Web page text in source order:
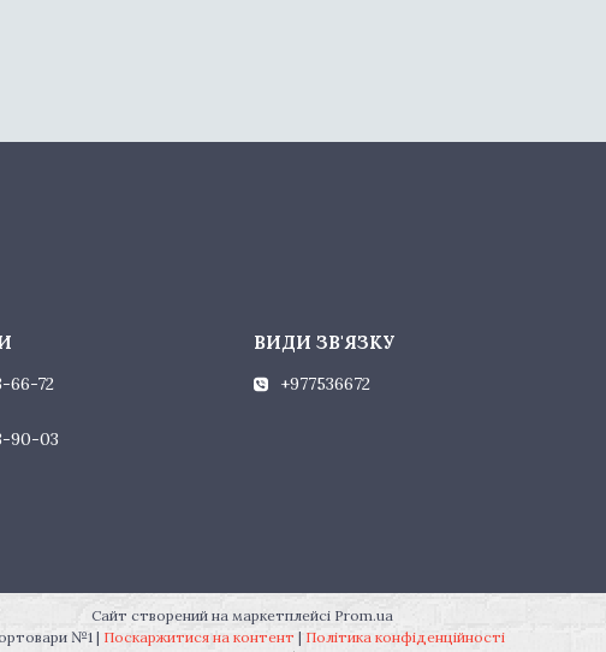
66-72
90-03
+977536672
Сайт створений на маркетплейсі Prom.ua
Спортовари №1 | Поскаржитися на контент | Політика конфіденційності